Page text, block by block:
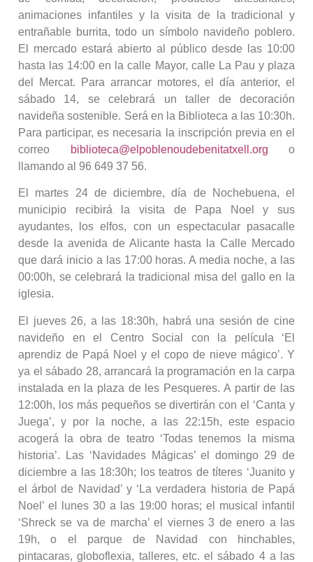
animaciones infantiles y la visita de la tradicional y
entrañable burrita, todo un símbolo navideño poblero.
El mercado estará abierto al público desde las 10:00
hasta las 14:00 en la calle Mayor, calle La Pau y plaza
del Mercat. Para arrancar motores, el día anterior, el
sábado 14, se celebrará un taller de decoración
navideña sostenible. Será en la Biblioteca a las 10:30h.
Para participar, es necesaria la inscripción previa en el
correo
biblioteca@elpoblenoudebenitatxell.org o
llamando al 96 649 37 56.
El martes 24 de diciembre, día de Nochebuena, el
municipio recibirá la visita de Papa Noel y sus
ayudantes, los elfos, con un espectacular pasacalle
desde la avenida de Alicante hasta la Calle Mercado
que dará inicio a las 17:00 horas. A media noche, a las
00:00h, se celebrará la tradicional misa del gallo en la
iglesia.
El jueves 26, a las 18:30h, habrá una sesión de cine
navideño en el Centro Social con la película ‘El
aprendiz de Papá Noel y el copo de nieve mágico’. Y
ya el sábado 28, arrancará la programación en la carpa
instalada en la plaza de les Pesqueres. A partir de las
12:00h, los más pequeños se divertirán con el ‘Canta y
Juega’, y por la noche, a las 22:15h, este espacio
acogerá la obra de teatro ‘Todas tenemos la misma
historia’. Las ‘Navidades Mágicas’ el domingo 29 de
diciembre a las 18:30h; los teatros de títeres ‘Juanito y
el árbol de Navidad’ y ‘La verdadera historia de Papá
Noel’ el lunes 30 a las 19:00 horas; el musical infantil
‘Shreck se va de marcha’ el viernes 3 de enero a las
19h, o el parque de Navidad con hinchables,
pintacaras, globoflexia, talleres, etc. el sábado 4 a las